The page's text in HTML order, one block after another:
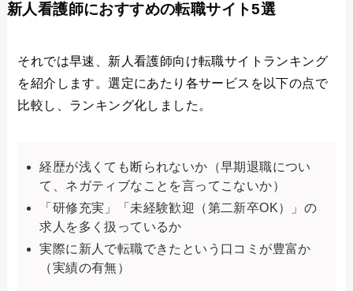
新人看護師におすすめの転職サイト5選
それでは早速、新人看護師向け転職サイトランキング
を紹介します。選定にあたり各サービスを以下の点で
比較し、ランキング化しました。
経歴が浅くても断られないか（早期退職につい
て、ネガティブなことを言ってこないか）
「研修充実」「未経験歓迎（第二新卒OK）」の
求人を多く扱っているか
実際に新人で転職できたという口コミが豊富か
（実績の有無）